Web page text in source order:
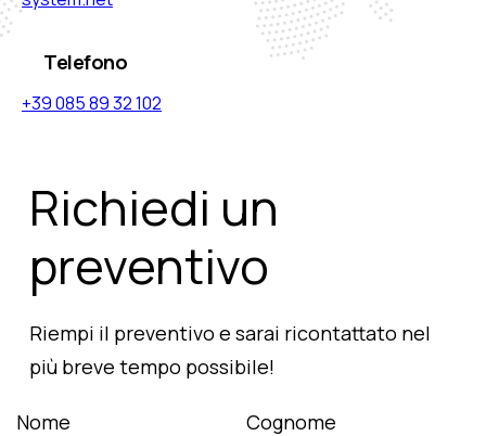
Telefono
+39 085 89 32 102
Richiedi un
preventivo
Riempi il preventivo e sarai ricontattato nel
più breve tempo possibile!
Nome Cognome